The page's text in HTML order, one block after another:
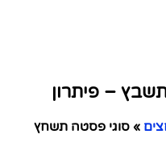
– פיתרון
» סוגי פסטה תשחץ